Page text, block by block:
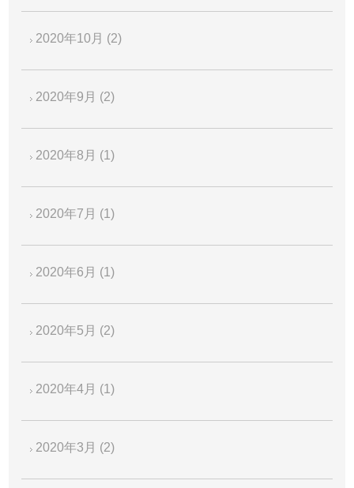
2020年10月 (2)
2020年9月 (2)
2020年8月 (1)
2020年7月 (1)
2020年6月 (1)
2020年5月 (2)
2020年4月 (1)
2020年3月 (2)